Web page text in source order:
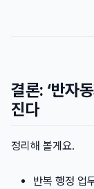
결론: ‘반자
진다
정리해 볼게요.
반복 행정 업